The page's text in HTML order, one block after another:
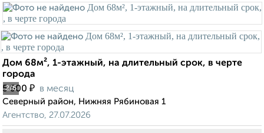
2/6
Дом 68м², 1-этажный, на длительный срок, в черте
города
5 500 ₽ в месяц
Северный район, Нижняя Рябиновая 1
Агентство, 27.07.2026